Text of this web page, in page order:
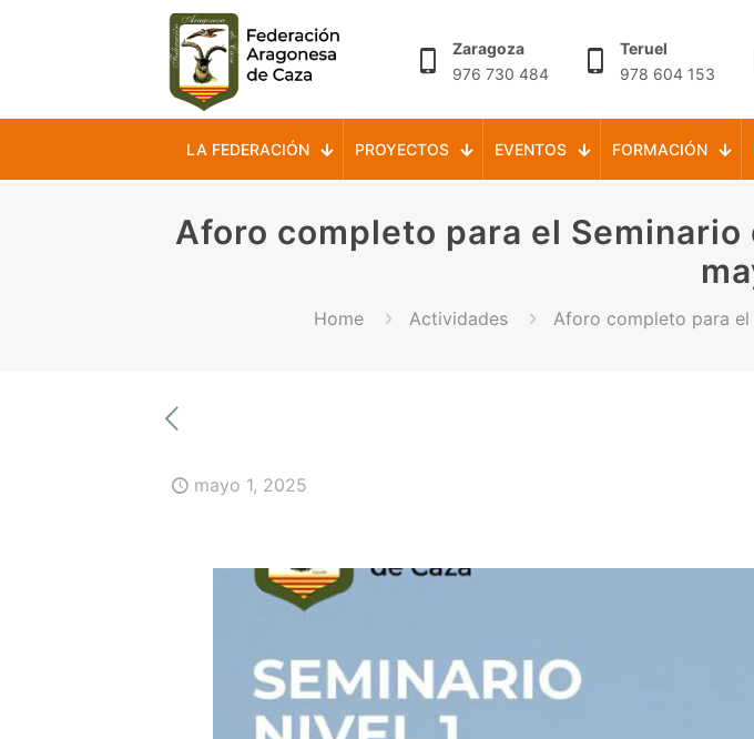
Zaragoza
976 730 484
Teruel
978 604 153
LA FEDERACIÓN PROYECTOS EVENTOS FORMACIÓN
Aforo completo para el
Home Actividades Aforo completo para el
mayo 1, 2025